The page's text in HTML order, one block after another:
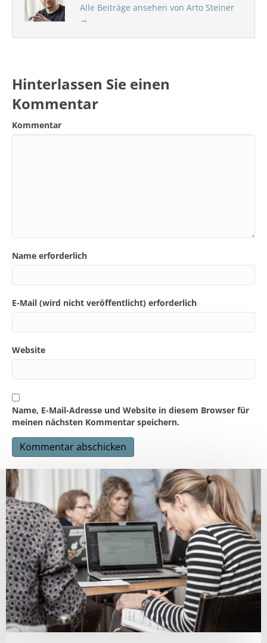
Alle Beiträge ansehen von Arto Steiner
→
Hinterlassen Sie einen
Kommentar
Kommentar
Name erforderlich
E-Mail (wird nicht veröffentlicht) erforderlich
Website
Name, E-Mail-Adresse und Website in diesem Browser für
meinen nächsten Kommentar speichern.
A
l
t
e
r
n
a
t
i
v
e
: